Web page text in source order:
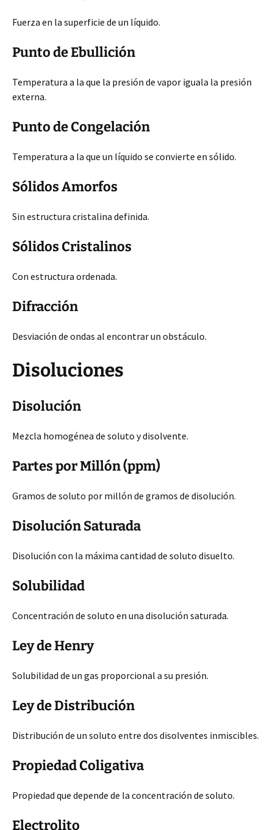
Fuerza en la superficie de un líquido.
Punto de Ebullición
Temperatura a la que la presión de vapor iguala la presión
externa.
Punto de Congelación
Temperatura a la que un líquido se convierte en sólido.
Sólidos Amorfos
Sin estructura cristalina definida.
Sólidos Cristalinos
Con estructura ordenada.
Difracción
Desviación de ondas al encontrar un obstáculo.
Disoluciones
Disolución
Mezcla homogénea de soluto y disolvente.
Partes por Millón (ppm)
Gramos de soluto por millón de gramos de disolución.
Disolución Saturada
Disolución con la máxima cantidad de soluto disuelto.
Solubilidad
Concentración de soluto en una disolución saturada.
Ley de Henry
Solubilidad de un gas proporcional a su presión.
Ley de Distribución
Distribución de un soluto entre dos disolventes inmiscibles.
Propiedad Coligativa
Propiedad que depende de la concentración de soluto.
Electrolito